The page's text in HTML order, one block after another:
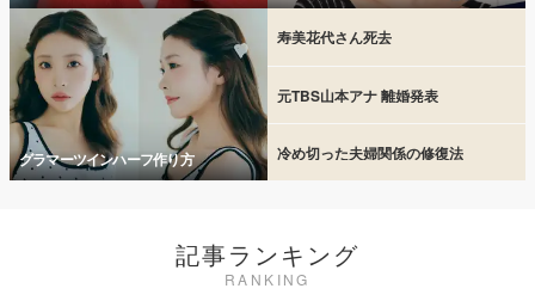
グラマーツインハーフ作り方
寿美花代さん死去
元TBS山本アナ 離婚発表
冷め切った夫婦関係の修復法
記事ランキング
RANKING